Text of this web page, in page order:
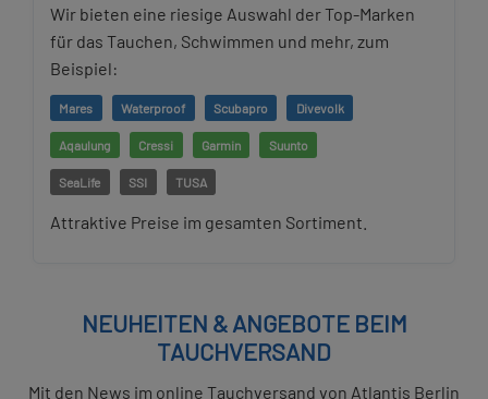
Wir bieten eine riesige Auswahl der Top-Marken
für das Tauchen, Schwimmen und mehr, zum
Beispiel:
Mares Waterproof Scubapro Divevolk
Aqaulung Cressi Garmin Suunto
SeaLife SSI TUSA
Attraktive Preise im gesamten Sortiment.
NEUHEITEN & ANGEBOTE BEIM
TAUCHVERSAND
Mit den News im online Tauchversand von Atlantis Berlin